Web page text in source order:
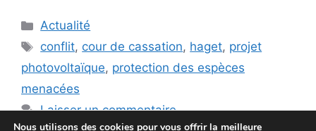
Catégories
Actualité
Étiquettes
conflit, cour de cassation, haget, projet
photovoltaïque, protection des espèces
menacées
Laisser un commentaire
Nous utilisons des cookies pour vous offrir la meilleure